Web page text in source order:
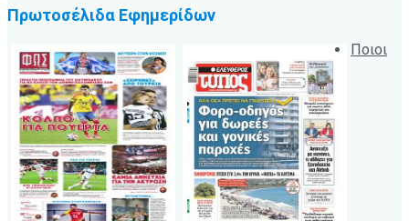
Πρωτοσέλιδα Εφημερίδων
Ποιοι